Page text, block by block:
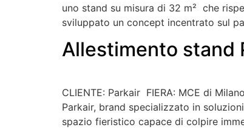
uno stand su misura di 32 m² che
sviluppato un concept incentrato sul
Allestimento stand
CLIENTE: Parkair FIERA: MCE di
Parkair, brand specializzato in
spazio fieristico capace di colpire